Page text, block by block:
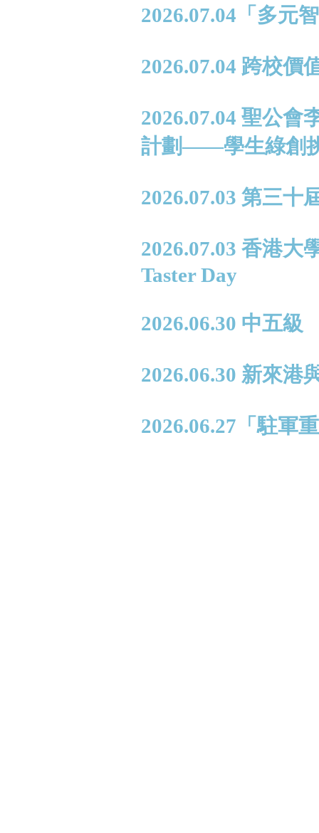
2026.07.04「多元
2026.07.04 跨校價
2026.07.04 聖公會
計劃——學生綠創
2026.07.03 第三十
2026.07.03 香港
Taster Day
2026.06.30 中五級
2026.06.30 新來港
2026.06.27「駐軍